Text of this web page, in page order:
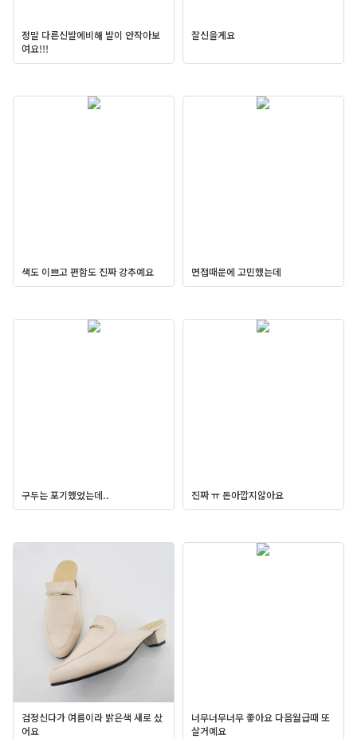
정말 다른신발에비해 발이 안작아보
여요!!!
잘신을게요
색도 이쁘고 편함도 진짜 강추예요 면접때문에 고민했는데
구두는 포기했었는데.. 진짜 ㅠ 돈아깝지않아요
검정신다가 여름이라 밝은색 새로 샀
어요
너무너무너무 좋아요 다음월급때 또
살거예요